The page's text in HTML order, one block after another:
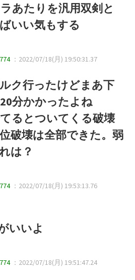
あたりを汎用双剣と
いい気もする
：2022/07/18(月) 19:50:31.37
ク行ったけどまあ下
分かかったよね
るとついてくる破壊
破壊は全部できた。弱
は？
：2022/07/18(月) 19:53:13.76
いいよ
：2022/07/18(月) 19:51:47.24